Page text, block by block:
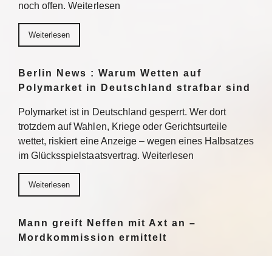
noch offen. Weiterlesen
Weiterlesen
Berlin News : Warum Wetten auf
Polymarket in Deutschland strafbar sind
Polymarket ist in Deutschland gesperrt. Wer dort
trotzdem auf Wahlen, Kriege oder Gerichtsurteile
wettet, riskiert eine Anzeige – wegen eines Halbsatzes
im Glücksspielstaatsvertrag. Weiterlesen
Weiterlesen
Mann greift Neffen mit Axt an –
Mordkommission ermittelt